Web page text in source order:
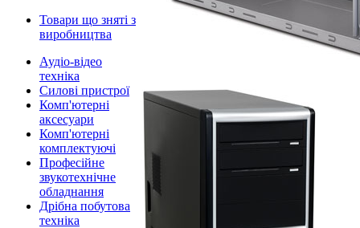
Товари що зняті з
виробництва
Аудіо-відео
техніка
Силові пристрої
Комп'ютерні
аксесуари
Комп'ютерні
комплектуючі
Професійне
звукотехнічне
обладнання
Дрібна побутова
техніка